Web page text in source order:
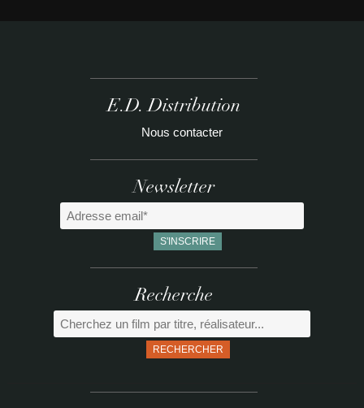
E.D. Distribution
Nous contacter
Newsletter
Recherche
RECHERCHER